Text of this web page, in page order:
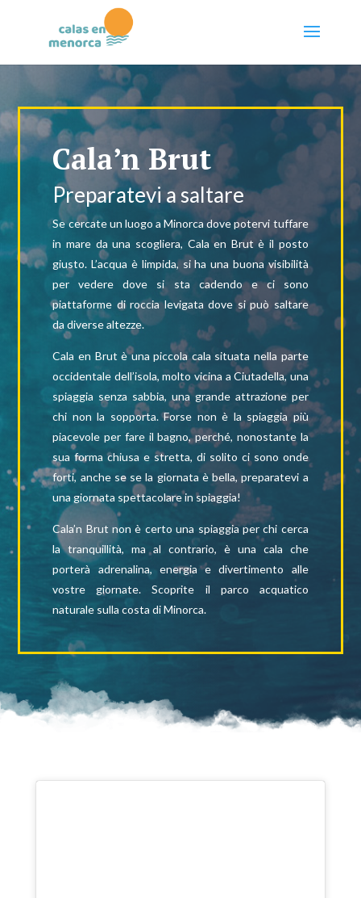
Cala’n Brut
Preparatevi a saltare
Se cercate un luogo a Minorca dove potervi tuffare
in mare da una scogliera, Cala en Brut è il posto
giusto. L’acqua è limpida, si ha una buona visibilità
per vedere dove si sta cadendo e ci sono
piattaforme di roccia levigata dove si può saltare
da diverse altezze.
Cala en Brut è una piccola cala situata nella parte
occidentale dell’isola, molto vicina a Ciutadella, una
spiaggia senza sabbia, una grande attrazione per
chi non la sopporta. Forse non è la spiaggia più
piacevole per fare il bagno, perché, nonostante la
sua forma chiusa e stretta, di solito ci sono onde
forti, anche se se la giornata è bella, preparatevi a
una giornata spettacolare in spiaggia!
Cala’n Brut non è certo una spiaggia per chi cerca
la tranquillità, ma al contrario, è una cala che
porterà adrenalina, energia e divertimento alle
vostre giornate. Scoprite il parco acquatico
naturale sulla costa di Minorca.